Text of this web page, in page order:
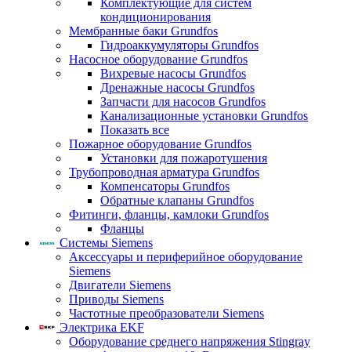
Комплектующие для систем
кондиционирования
Мембранные баки Grundfos
Гидроаккумуляторы Grundfos
Насосное оборудование Grundfos
Вихревые насосы Grundfos
Дренажные насосы Grundfos
Запчасти для насосов Grundfos
Канализационные установки Grundfos
Показать все
Пожарное оборудование Grundfos
Установки для пожаротушения
Трубопроводная арматура Grundfos
Компенсаторы Grundfos
Обратные клапаны Grundfos
Фитинги, фланцы, камлоки Grundfos
Фланцы
Системы Siemens
Аксессуары и периферийное оборудование
Siemens
Двигатели Siemens
Приводы Siemens
Частотные преобразователи Siemens
Электрика EKF
Оборудование среднего напряжения Stingray